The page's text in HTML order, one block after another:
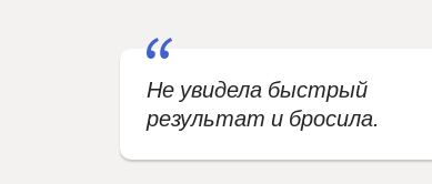
Не увидела быстрый
результат и бросила.